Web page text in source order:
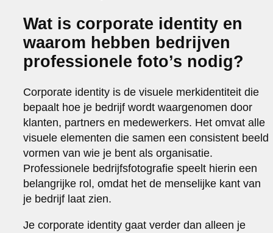
about
Wat is corporate identity en
waarom hebben bedrijven
professionele foto’s nodig?
Corporate identity is de visuele merkidentiteit die
bepaalt hoe je bedrijf wordt waargenomen door
klanten, partners en medewerkers. Het omvat alle
visuele elementen die samen een consistent beeld
vormen van wie je bent als organisatie.
Professionele bedrijfsfotografie speelt hierin een
belangrijke rol, omdat het de menselijke kant van
je bedrijf laat zien.
Je corporate identity gaat verder dan alleen je